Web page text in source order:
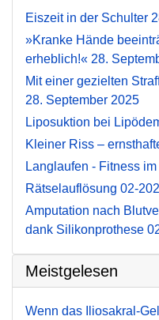
Eiszeit in der Schulter
»Kranke Hände
erheblich!« 28.
Mit einer gezielten
28. September 2025
Liposuktion bei
Kleiner Riss –
Langlaufen - Fitness
Rätselauflösung 02-
Amputation nach
dank Silikonprothese
Meistgelesen
Wenn das Iliosakral-